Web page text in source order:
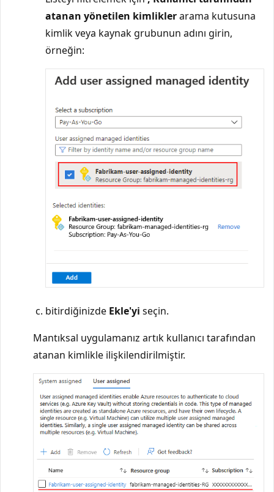
atanan yönetilen kimliklerarama kutusuna
kimlik veya kaynak grubunun adını girin,
örneğin:
bitirdiğinizde Ekle'yi seçin.
Mantıksal uygulamanız artık kullanıcı tarafından
atanan kimlikle ilişkilendirilmiştir.